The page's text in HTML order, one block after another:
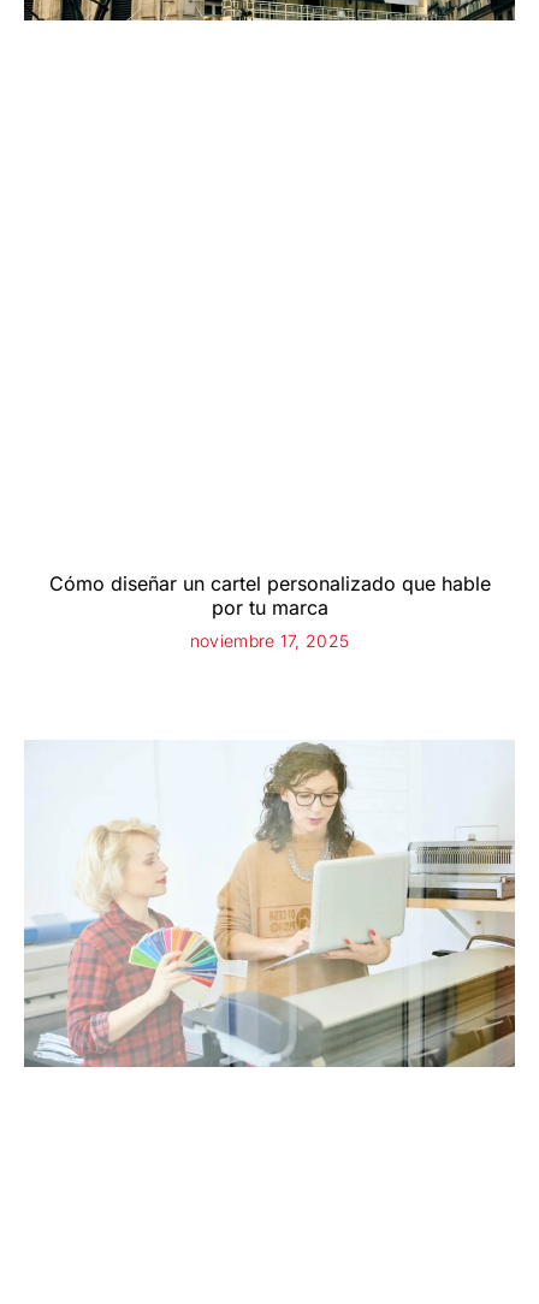
Cómo diseñar un cartel personalizado que hable
por tu marca
noviembre 17, 2025